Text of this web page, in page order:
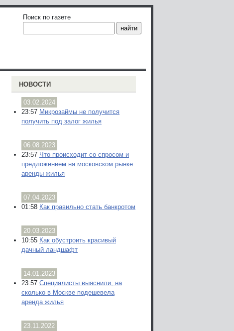
Поиск по газете
НОВОСТИ
03.02.2024
23:57 Микрозаймы не получится
получить под залог жилья
06.08.2023
23:57 Что происходит со спросом и
предложением на московском рынке
аренды жилья
07.04.2023
01:58 Как правильно стать банкротом
20.03.2023
10:55 Как обустроить красивый
дачный ландшафт
14.01.2023
23:57 Специалисты выяснили, на
сколько в Москве подешевела
аренда жилья
23.11.2022